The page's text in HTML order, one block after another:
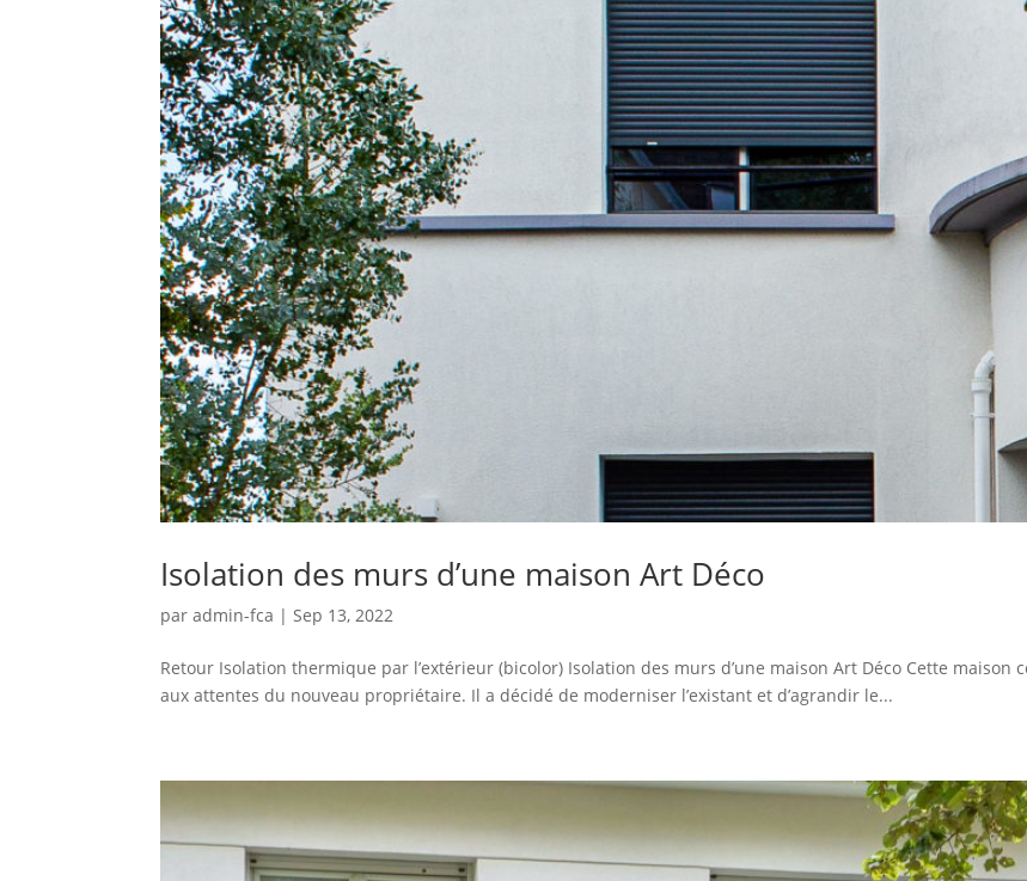
Isolation des murs d’une maison Art Déco
paradmin-fca |Sep 13, 2022
Retour Isolation thermique par l’extérieur (bicolor) Isolation des murs d’une maison Art Déco Cette
aux attentes du nouveau propriétaire. Il a décidé de moderniser l’existant et d’agrandir le...